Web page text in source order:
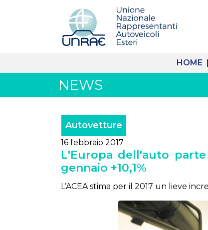
HOME |
NEWS
Autovetture
16 febbraio 2017
L'Europa dell'auto
gennaio +10,1%
L’ACEA stima per il 2017 un lieve